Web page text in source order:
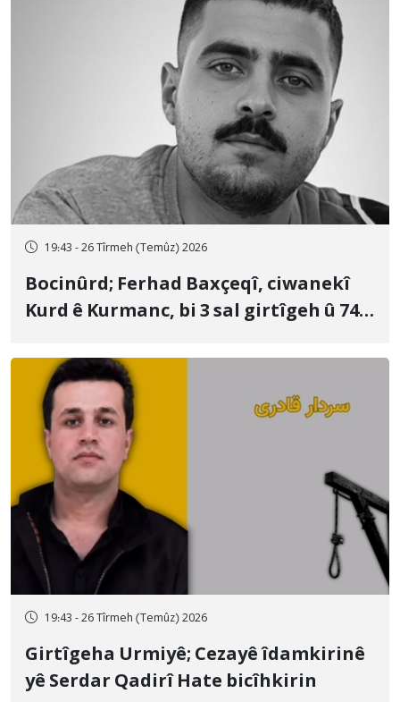
19:43 - 26 Tîrmeh (Temûz) 2026
Bocinûrd; Ferhad Baxçeqî, ciwanekî
Kurd ê Kurmanc, bi 3 sal girtîgeh û 74
19:43 - 26 Tîrmeh (Temûz) 2026
Girtîgeha Urmiyê; Cezayê îdamkirinê
yê Serdar Qadirî Hate bicîhkirin